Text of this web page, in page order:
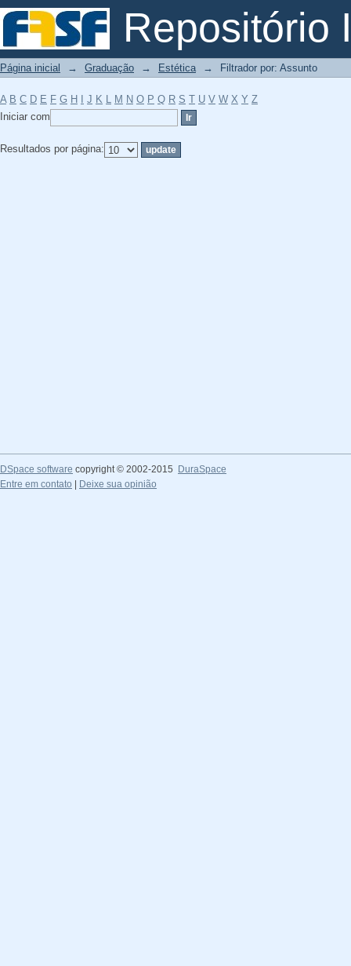
Repositório
Filtrador por: Assunto
Página inicial → Graduação → Estética → Filtrador por: Assunto
A B C D E F G H J K L M N O P Q R S T U V W X Y Z
Iniciar com
Resultados por página:
DSpace software copyright © 2002-2015
DuraSpace
Entre em contato
Deixe sua opinião